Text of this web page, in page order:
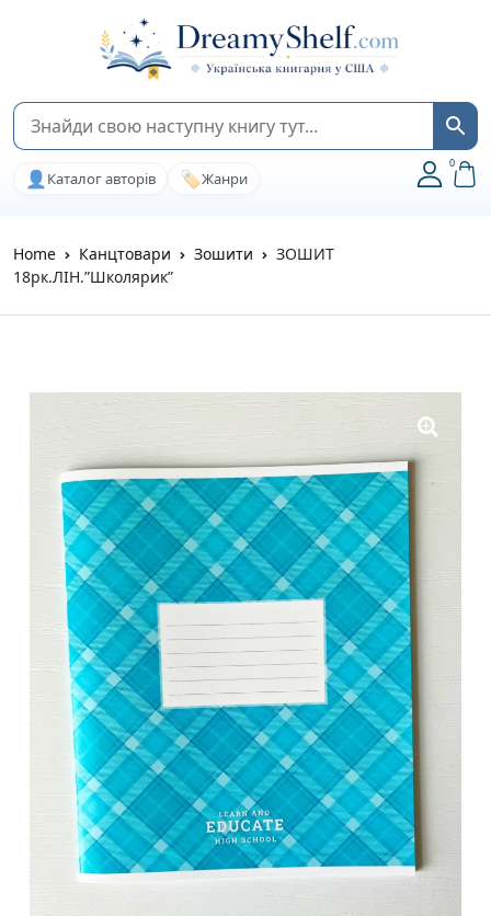
👤 Каталог авторів 🏷️Жанри
0
Home Канцтовари Зошити
ЗОШИТ
18рк.ЛІН.”Школярик”